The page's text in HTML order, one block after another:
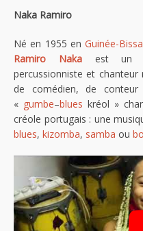
Naka Ramiro
Né en 1955 enGuinée-
Ramiro Nakaest un
percussionniste et
de comédien, de
« gumbe–blues kréol »
créole portugais : une
blues, kizomba, samba ou